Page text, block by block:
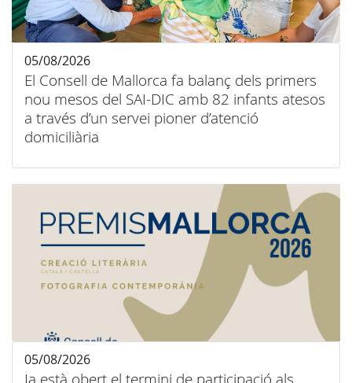
El Consell de Mallorca fa balanç dels primers
nou mesos del SAI-DIC amb 82 infants atesos
a través d’un servei pioner d’atenció
domiciliària
05/08/2026
05/08/2026